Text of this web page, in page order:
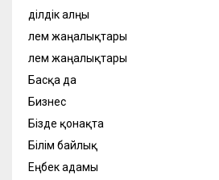
Әділдік алңы
Әлем жаңалықтары
Әлем жаңалықтары
Басқа да
Бизнес
Бізде қонақта
Білім байлық
Еңбек адамы